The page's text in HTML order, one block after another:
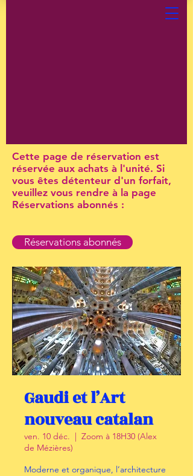
Cette page de réservation est
réservée aux achats à l'unité. Si
vous êtes détenteur d'un forfait,
veuillez vous rendre à la page
Réservations abonnés :
Réservations abonnés
Gaudi et l’Art
nouveau catalan
ven. 10 déc.
  |
Zoom à 18H30 (Alex
de Mézières)
Moderne et organique, l’architecture